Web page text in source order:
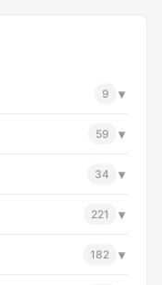
9 ▾
59 ▾
34 ▾
221 ▾
182 ▾